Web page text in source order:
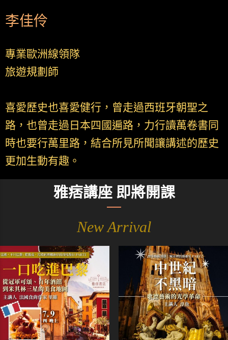
李佳伶
專業歐洲線領隊
旅遊規劃師
喜愛歷史也喜愛健行，曾走過西班牙朝聖之
路，也曾走過日本四國遍路，力行讀萬卷書同
時也要行萬里路，結合所見所聞讓講述的歷史
更加生動有趣。
雅痞講座 即將開課
New Arrival